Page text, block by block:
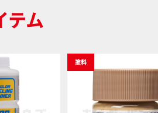
テム
塗料